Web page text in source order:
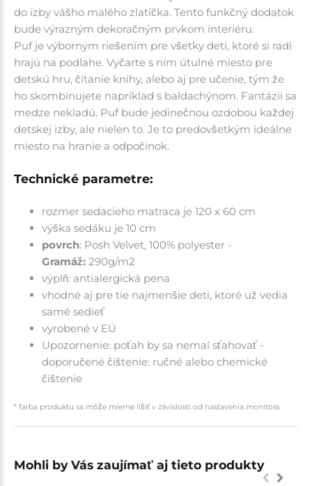
do izby vášho malého zlatíčka. Tento funkčný dodatok
bude výrazným dekoračným prvkom interiéru.
Puf je výborným riešením pre všetky deti, ktoré si radi
hrajú na podlahe. Vyčarte s ním útulné miesto pre
detskú hru, čítanie knihy, alebo aj pre učenie, tým že
ho skombinujete napríklad s baldachýnom. Fantázii sa
medze nekladú. Puf bude jedinečnou ozdobou každej
detskej izby, ale nielen to. Je to predovšetkým ideálne
miesto na hranie a odpočinok.
Technické parametre:
rozmer sedacieho matraca je 120 x 60 cm
výška sedáku je 10 cm
povrch: Posh Velvet, 100% polyester -
Gramáž: 290g/m2
výplň: antialergická pena
vhodné aj pre tie najmenšie deti, ktoré už vedia
samé sedieť
vyrobené v EÚ
Upozornenie: poťah by sa nemal sťahovať -
doporučené čištenie: ručné alebo chemické
čištenie
* farba produktu sa môže mierne líšiť v závislosti od nastavenia monitora.
Mohli by Vás zaujímať aj tieto produkty